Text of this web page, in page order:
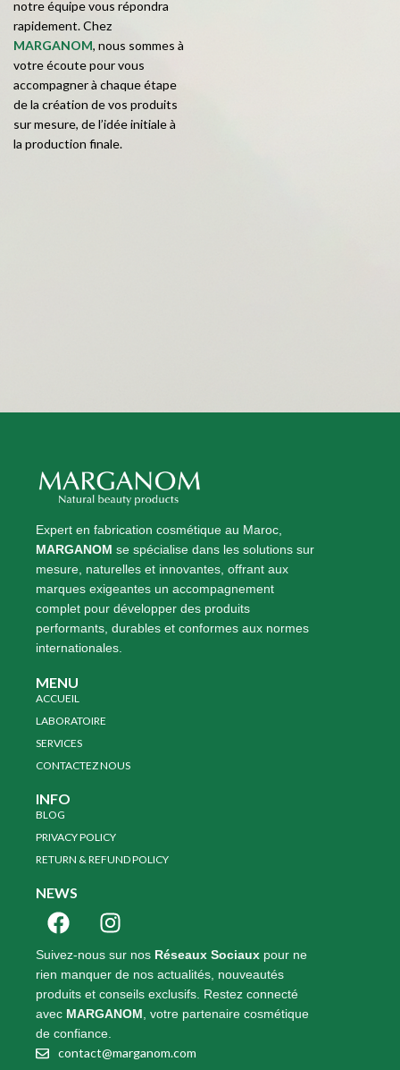
notre équipe vous répondra
rapidement. Chez
MARGANOM, nous sommes à
votre écoute pour vous
accompagner à chaque étape
de la création de vos produits
sur mesure, de l’idée initiale à
la production finale.
Expert en fabrication cosmétique au Maroc,
MARGANOM se spécialise dans les solutions sur
mesure, naturelles et innovantes, offrant aux
marques exigeantes un accompagnement
complet pour développer des produits
performants, durables et conformes aux normes
internationales.
MENU
ACCUEIL
LABORATOIRE
SERVICES
CONTACTEZ NOUS
INFO
BLOG
PRIVACY POLICY
RETURN & REFUND POLICY
NEWS
Suivez-nous sur nos Réseaux Sociaux pour ne
rien manquer de nos actualités, nouveautés
produits et conseils exclusifs. Restez connecté
avec MARGANOM, votre partenaire cosmétique
de confiance.
contact@marganom.com